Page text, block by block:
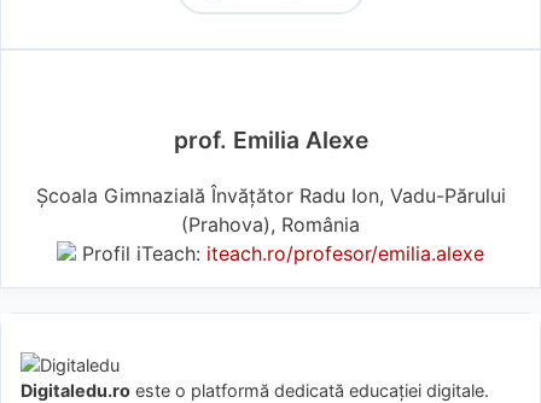
prof. Emilia Alexe
Școala Gimnazială Învățător Radu Ion, Vadu-Părului
(Prahova), România
Profil iTeach: iteach.ro/profesor/emilia.alexe
Digitaledu.ro este o platformă dedicată educației digitale.